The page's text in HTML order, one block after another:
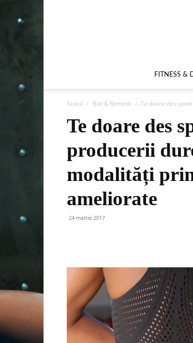
FITNESS &
Acasă Boli & Remedii Te doare des
Te doare des
producerii
modalități
ameliorate
24 martie 2017